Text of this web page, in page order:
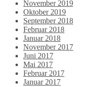
November 2019
Oktober 2019
September 2018
Februar 2018
Januar 2018
November 2017
Juni 2017
Mai 2017
Februar 2017
Januar 2017